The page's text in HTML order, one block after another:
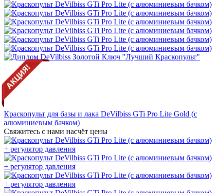
Краскопульт для базы и лака DeVilbiss GTi Pro Lite Gold (с
алюминиевым бачком)
Свяжитесь с нами насчёт цены